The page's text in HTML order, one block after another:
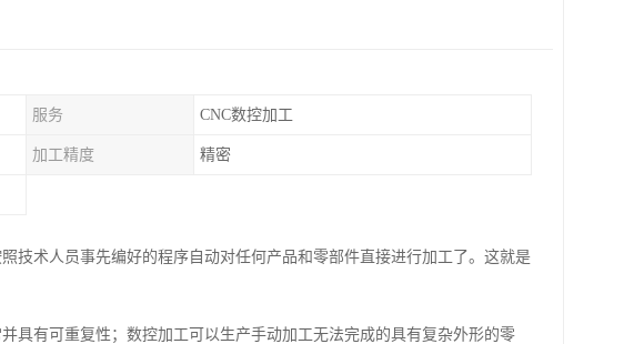
服务 CNC数控加工
加工精度 精密
技术人员事先编好的程序自动对任何产品和零部件直接进行加工了。这就是
具有可重复性；数控加工可以生产手动加工无法完成的具有复杂外形的零